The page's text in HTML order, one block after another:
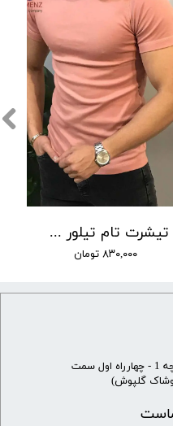
تیشرت تام تیلور کوتاه کد 20
۸۳۰,۰۰۰ تومان
​آدرس فروشگاه: قم - بلوار شهید محلاتی - کوچه 1 - چهارراه اول سمت